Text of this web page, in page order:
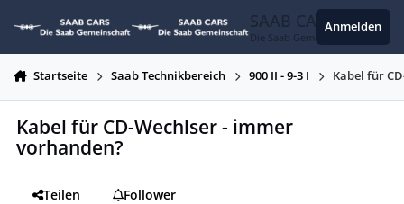
SAAB CARS
Die Saab Gemeinschaft
Anmelden
Startseite Saab Technikbereich 900 II - 9-3 I Kabel für
Kabel für CD-Wechlser - immer
vorhanden?
Teilen
Follower